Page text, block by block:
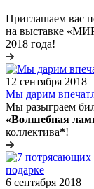
Приглашаем вас
на выставке
2018 года!
12 сентября 2018
Мы дарим
Мы разыграем
«Волшебная
коллектива*!
6 сентября 2018